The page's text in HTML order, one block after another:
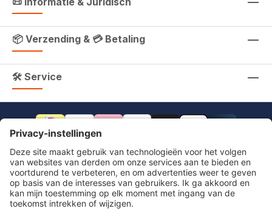
📦 Verzending & 💳 Betaling
🛠 Service
footer.includeVat.beforeTag
footer.includeVat.shippingCost footer.includeVat.afterTag